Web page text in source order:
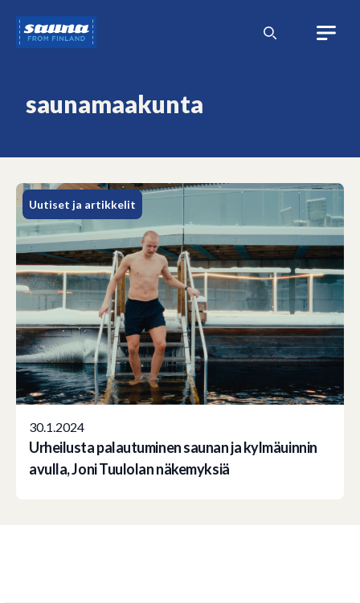
sisältöön
Sauna
from
saunamaakunta
Uutiset ja artikkelit
30.1.2024
Urheilusta palautuminen saunan ja kylmäuinnin
avulla, Joni Tuulolan näkemyksiä